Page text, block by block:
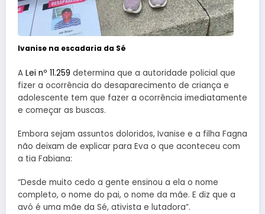
Ivanise na escadaria da Sé
A Lei nº 11.259 determina que a autoridade policial que
fizer a ocorrência do desaparecimento de criança e
adolescente tem que fazer a ocorrência imediatamente
e começar as buscas.
Embora sejam assuntos doloridos, Ivanise e a filha Fagna
não deixam de explicar para Eva o que aconteceu com
a tia Fabiana:
“Desde muito cedo a gente ensinou a ela o nome
completo, o nome do pai, o nome da mãe. E diz que a
avó é uma mãe da Sé, ativista e lutadora”.